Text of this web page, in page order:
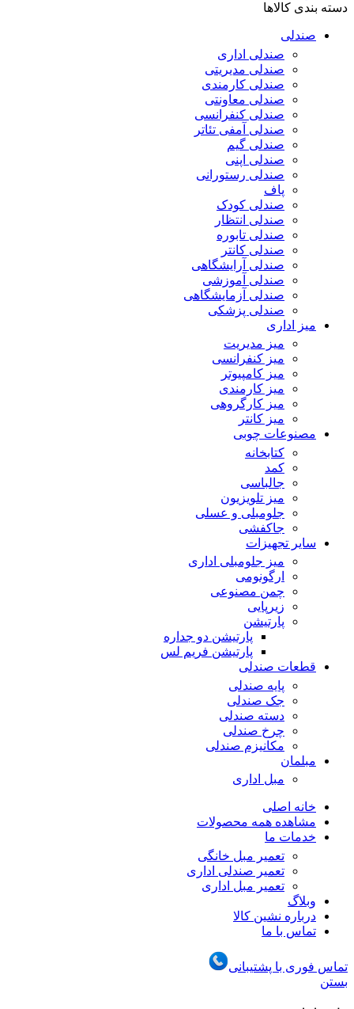
دسته بندی کالاها
صندلی
صندلی اداری
صندلی مدیریتی
صندلی کارمندی
صندلی معاونتی
صندلی کنفرانسی
صندلی آمفی تئاتر
صندلی گیم
صندلی اپنی
صندلی رستورانی
پاف
صندلی کودک
صندلی انتظار
صندلی تابوره
صندلی کانتر
صندلی آرایشگاهی
صندلی آموزشی
صندلی آزمایشگاهی
صندلی پزشکی
میز اداری
میز مدیریت
میز کنفرانسی
میز کامپیوتر
میز کارمندی
میز کارگروهی
میز کانتر
مصنوعات چوبی
کتابخانه
کمد
جالباسی
میز تلویزیون
جلومبلی و عسلی
جاکفشی
سایر تجهیزات
میز جلومبلی اداری
ارگونومی
چمن مصنوعی
زیرپایی
پارتیشن
پارتیشن دو جداره
پارتیشن فریم لس
قطعات صندلی
پایه صندلی
جک صندلی
دسته صندلی
چرخ صندلی
مکانیزم صندلی
مبلمان
مبل اداری
خانه اصلی
مشاهده همه محصولات
خدمات ما
تعمیر مبل خانگی
تعمیر صندلی اداری
تعمیر مبل اداری
وبلاگ
درباره نشین کالا
تماس با ما
تماس فوری با پشتیبانی
بستن